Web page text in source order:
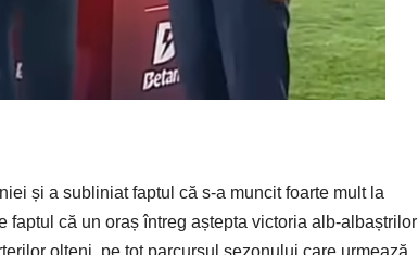
și a subliniat faptul că s-a muncit foarte mult la
faptul că un oraș întreg aștepta victoria alb-albaștrilor